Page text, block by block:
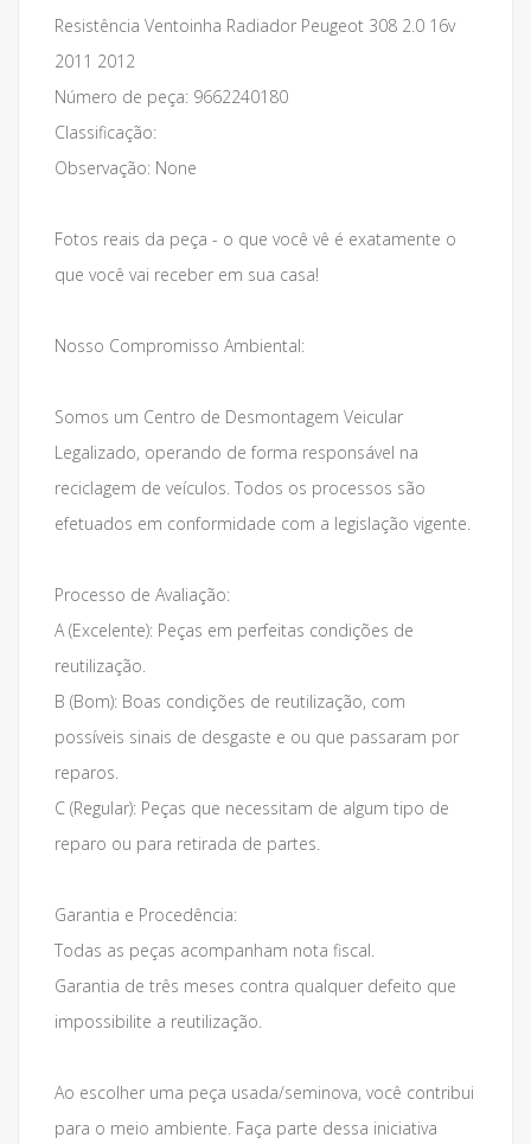
Resistência Ventoinha Radiador Peugeot 308 2.0 16v
2011 2012
Número de peça: 9662240180
Classificação:
Observação: None
Fotos reais da peça - o que você vê é exatamente o
que você vai receber em sua casa!
Nosso Compromisso Ambiental:
Somos um Centro de Desmontagem Veicular
Legalizado, operando de forma responsável na
reciclagem de veículos. Todos os processos são
efetuados em conformidade com a legislação vigente.
Processo de Avaliação:
A (Excelente): Peças em perfeitas condições de
reutilização.
B (Bom): Boas condições de reutilização, com
possíveis sinais de desgaste e ou que passaram por
reparos.
C (Regular): Peças que necessitam de algum tipo de
reparo ou para retirada de partes.
Garantia e Procedência:
Todas as peças acompanham nota fiscal.
Garantia de três meses contra qualquer defeito que
impossibilite a reutilização.
Ao escolher uma peça usada/seminova, você contribui
para o meio ambiente. Faça parte dessa iniciativa